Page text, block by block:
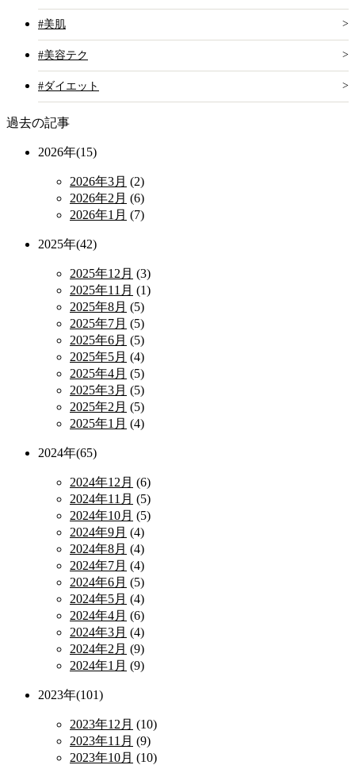
#美肌
#美容テク
#ダイエット
過去の記事
2026年(15)
2026年3月 (2)
2026年2月 (6)
2026年1月 (7)
2025年(42)
2025年12月 (3)
2025年11月 (1)
2025年8月 (5)
2025年7月 (5)
2025年6月 (5)
2025年5月 (4)
2025年4月 (5)
2025年3月 (5)
2025年2月 (5)
2025年1月 (4)
2024年(65)
2024年12月 (6)
2024年11月 (5)
2024年10月 (5)
2024年9月 (4)
2024年8月 (4)
2024年7月 (4)
2024年6月 (5)
2024年5月 (4)
2024年4月 (6)
2024年3月 (4)
2024年2月 (9)
2024年1月 (9)
2023年(101)
2023年12月 (10)
2023年11月 (9)
2023年10月 (10)